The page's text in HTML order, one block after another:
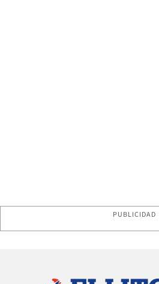
PUBLICIDAD